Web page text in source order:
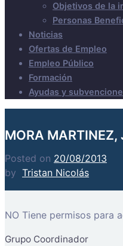
Objetivos de la
Personas
Noticias
Ofertas de Empleo
Empleo Público
Formación
Ayudas y
MORA MARTINEZ,
Posted on 20/08/2013
by Tristan Nicolás
NO Tiene permisos para
Grupo Coordinador